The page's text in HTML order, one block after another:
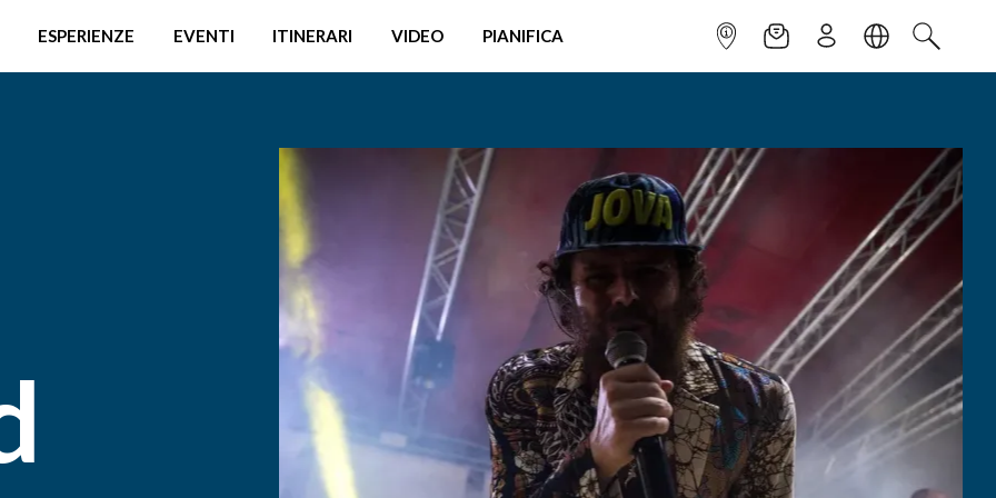
ESPERIENZE EVENTI ITINERARI VIDEO PIANIFICA INFOPOINTNEWSLETTER
ISCRIVITILINGUACERCA